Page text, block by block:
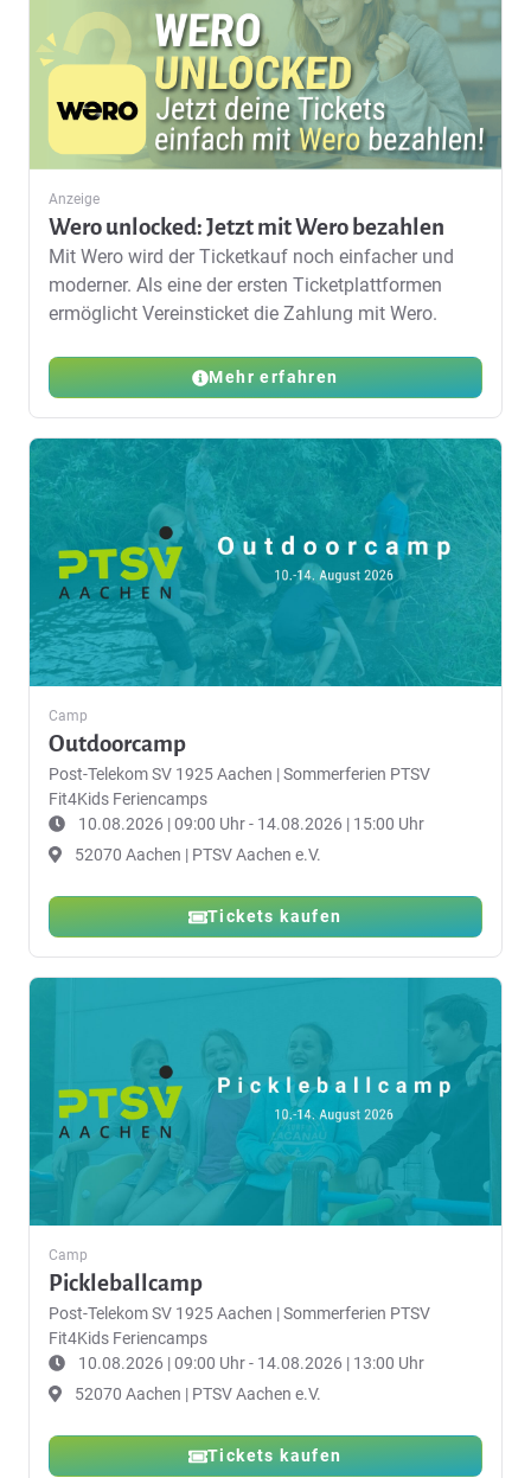
Anzeige
Wero unlocked: Jetzt mit Wero bezahlen
Mit Wero wird der Ticketkauf noch einfacher und
moderner. Als eine der ersten Ticketplattformen
ermöglicht Vereinsticket die Zahlung mit Wero.
Mehr erfahren
Camp
Outdoorcamp
Post-Telekom SV 1925 Aachen |Sommerferien PTSV
Fit4Kids Feriencamps
10.08.2026 | 09:00 Uhr - 14.08.2026 | 15:00 Uhr
52070 Aachen | PTSV Aachen e.V.
Tickets kaufen
Camp
Pickleballcamp
Post-Telekom SV 1925 Aachen |Sommerferien PTSV
Fit4Kids Feriencamps
10.08.2026 | 09:00 Uhr - 14.08.2026 | 13:00 Uhr
52070 Aachen | PTSV Aachen e.V.
Tickets kaufen